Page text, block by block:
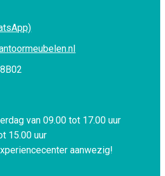
van 09.00 tot 17.00 uur
15.00 uur
aanwezig!